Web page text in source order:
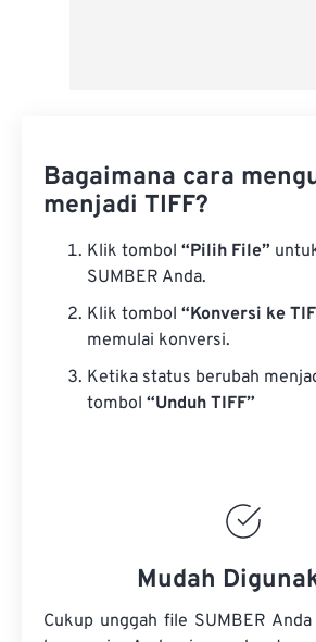
Bagaimana cara
menjadi TIFF?
Klik tombol “Pilih File”
SUMBER Anda.
Klik tombol “Konversi ke
memulai konversi.
Ketika status berubah
tombol “Unduh TIFF”
Mudah
Cukup unggah file SUMBER